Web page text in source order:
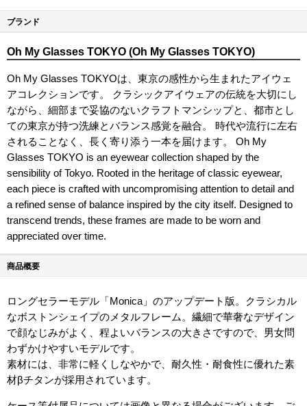
ブランド
Oh My Glasses TOKYO (Oh My Glasses TOKYO)
Oh My Glasses TOKYOは、東京の感性から生まれたアイウェ
アコレクションです。 クラシックアイウェアの伝統を大切にし
ながら、細部まで妥協のないクラフトマンシップと、都市とし
ての東京が持つ洗練とバランス感覚を融合。 時代や流行に左右
されることなく、長く寄り添う一本を届けます。 Oh My
Glasses TOKYO is an eyewear collection shaped by the
sensibility of Tokyo. Rooted in the heritage of classic eyewear,
each piece is crafted with uncompromising attention to detail and
a refined sense of balance inspired by the city itself. Designed to
transcend trends, these frames are made to be worn and
appreciated over time.
商品概要
ロングセラーモデル「Monica」のアップデート版。クラシカル
なボストンシェイプのメタルフレーム。繊細で華奢なデザイン
で顔なじみがよく、程よいバランスの大きさですので、男女問
わずかけやすいモデルです。
素材には、非常に軽くしなやかで、耐久性・耐食性に優れた素
材βチタンが採用されています。